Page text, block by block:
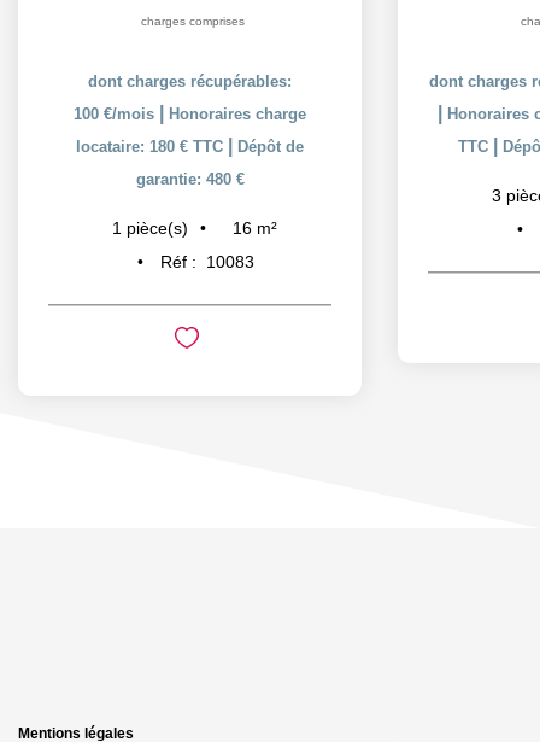
charges comprises
dont charges récupérables:
100 €/mois
Honoraires charge
locataire: 180 € TTC
Dépôt de
garantie: 480 €
1 pièce(s) 16 m²
Réf :
10083
dont charges
Honoraires
TTC
3
Mentions légales